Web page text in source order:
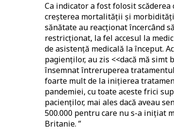
Ca indicator a fost folosit
creșterea mortalității și
sănătate au reacționat încercând
restricționat, la fel accesul la
de asistență medicală la început.
pagienților, au zis <<dacă mă
însemnat întreruperea
foarte mult de la inițierea
pandemiei, cu toate aceste frici
pacienților, mai ales dacă aveau
500.000 pentru care nu s-a inițiat
Britanie. ”